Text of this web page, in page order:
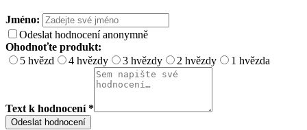
Jméno:
Odeslat hodnocení anonymně
Ohodnoťte produkt:
5 hvězd
4 hvězdy 3 hvězdy 2 hvězdy 1 hvězda
Text k hodnocení *
Odeslat hodnocení